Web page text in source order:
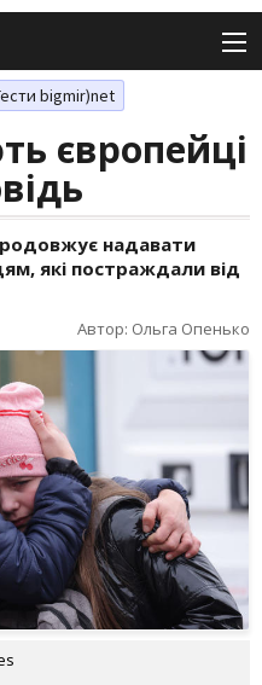
bigmir)net
європейці
надавати
які постраждали від
Автор: Ольга Опенько